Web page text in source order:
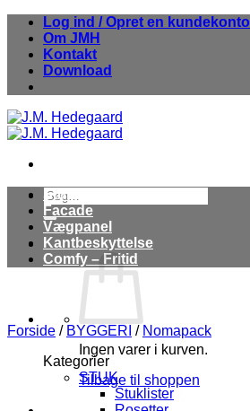
Fortsæt
indhold
Log ind / Opret en kundekonto
Om JMH
Kontakt
Download
Søg
efter:
Ingen varer i kurven.
Tilbage til shoppen
Stuk
Facade
Vægpanel
Kantbeskyttelse
Comfy – Fritid
Forside / BYGGERI / Nomapack
Kategorier
STUK
Stuklister